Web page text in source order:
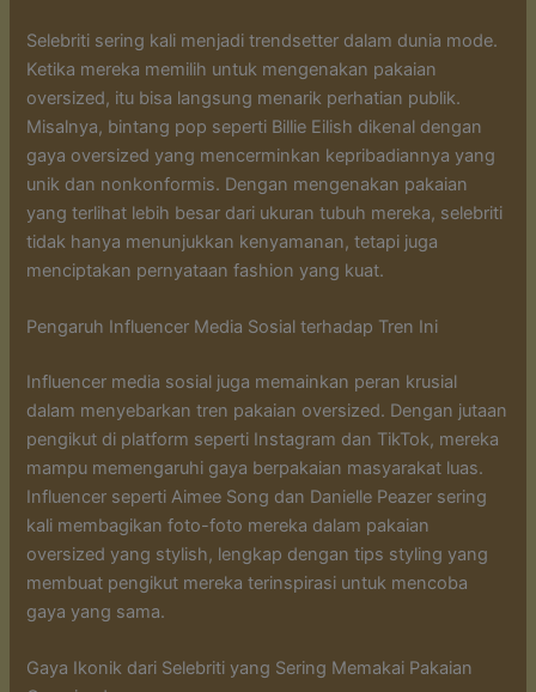
Selebriti sering kali menjadi trendsetter dalam dunia mode.
Ketika mereka memilih untuk mengenakan pakaian
oversized, itu bisa langsung menarik perhatian publik.
Misalnya, bintang pop seperti Billie Eilish dikenal dengan
gaya oversized yang mencerminkan kepribadiannya yang
unik dan nonkonformis. Dengan mengenakan pakaian
yang terlihat lebih besar dari ukuran tubuh mereka, selebriti
tidak hanya menunjukkan kenyamanan, tetapi juga
menciptakan pernyataan fashion yang kuat.
Pengaruh Influencer Media Sosial terhadap Tren Ini
Influencer media sosial juga memainkan peran krusial
dalam menyebarkan tren pakaian oversized. Dengan jutaan
pengikut di platform seperti Instagram dan TikTok, mereka
mampu memengaruhi gaya berpakaian masyarakat luas.
Influencer seperti Aimee Song dan Danielle Peazer sering
kali membagikan foto-foto mereka dalam pakaian
oversized yang stylish, lengkap dengan tips styling yang
membuat pengikut mereka terinspirasi untuk mencoba
gaya yang sama.
Gaya Ikonik dari Selebriti yang Sering Memakai Pakaian